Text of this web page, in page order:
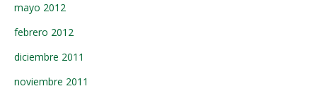
mayo 2012
febrero 2012
diciembre 2011
noviembre 2011